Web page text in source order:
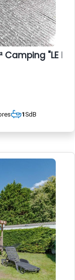
"LE
1SdB